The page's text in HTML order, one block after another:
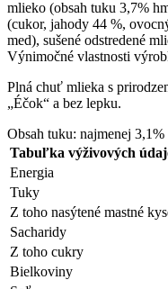
mlieko (obsah tuku 3,7%
(cukor, jahody 44 %,
med), sušené odstredené
Výnimočné vlastnosti
Plná chuť mlieka s
„Éčok“ a bez lepku.
Obsah tuku: najmenej 3,1%
Tabuľka výživových
Energia
Tuky
Z toho nasýtené mastné
Sacharidy
Z toho cukry
Bielkoviny